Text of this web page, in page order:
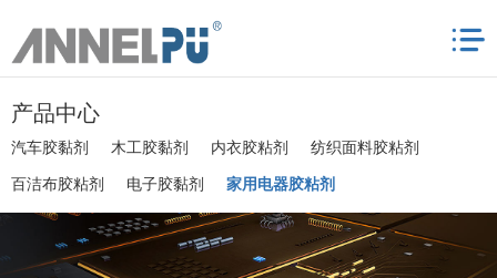
产品中心
汽车胶黏剂 木工胶黏剂 内衣胶粘剂 纺织面料胶粘剂
百洁布胶粘剂 电子胶黏剂 家用电器胶粘剂